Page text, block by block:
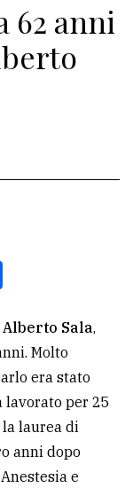
62 anni
Sala,
Molto
era stato
lavorato per 25
la laurea di
anni dopo
e